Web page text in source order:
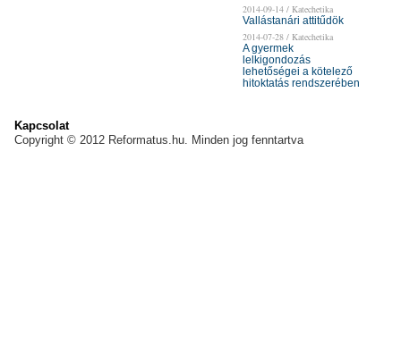
2014-09-14 / Katechetika
Vallástanári attitűdök
2014-07-28 / Katechetika
A gyermek
lelkigondozás
lehetőségei a kötelező
hitoktatás rendszerében
Kapcsolat
Copyright © 2012 Reformatus.hu. Minden jog fenntartva